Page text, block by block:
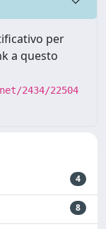
per
a questo
2434/22504
4
8